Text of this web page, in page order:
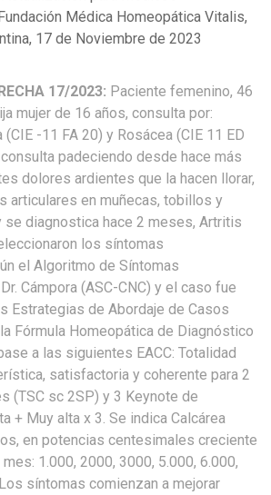
Médica Homeopática Vitalis,
17 de Noviembre de 2023
17/2023: Paciente femenino, 46
mujer de 16 años, consulta por:
-11 FA 20) y Rosácea (CIE 11 ED
padeciendo desde hace más
dolores ardientes que la hacen llorar,
articulares en muñecas, tobillos y
se diagnostica hace 2 meses, Artritis
los síntomas
el Algoritmo de Síntomas
Cámpora (ASC-CNC) y el caso fue
Estrategias de Abordaje de Casos
Fórmula Homeopática de Diagnóstico
a las siguientes EACC: Totalidad
satisfactoria y coherente para 2
(TSC sc 2SP) y 3 Keynote de
+ Muy alta x 3. Se indica Calcárea
en potencias centesimales creciente
1.000, 2000, 3000, 5.000, 6.000,
síntomas comienzan a mejorar